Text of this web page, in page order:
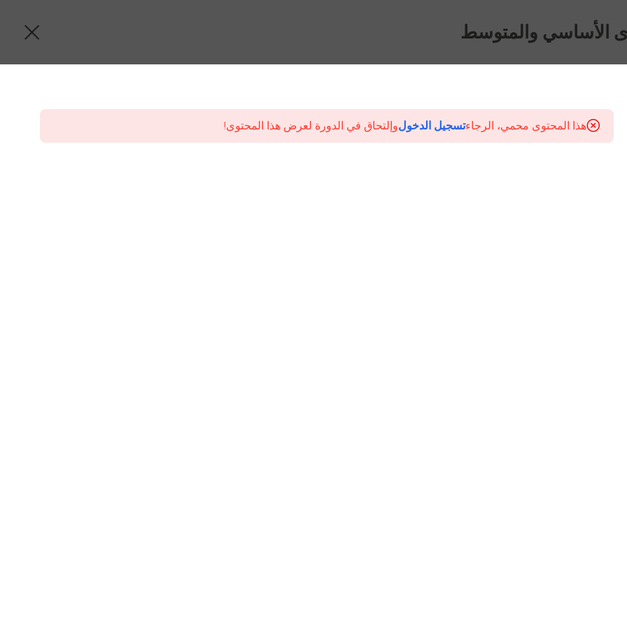
الأساسي والمتوسط
هذا المحتوى محمي، الرجاءتسجيل الدخولوإلتحاق في الدورة لعرض هذا المحتوى!